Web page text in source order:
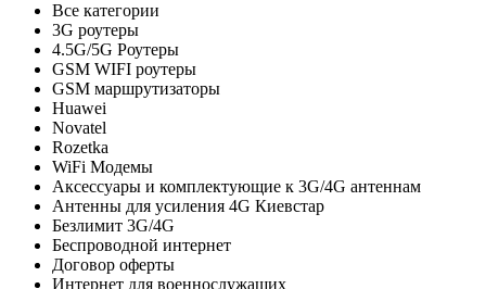
Все категории
3G роутеры
4.5G/5G Роутеры
GSM WIFI роутеры
GSM маршрутизаторы
Huawei
Novatel
Rozetka
WiFi Модемы
Аксессуары и комплектующие к 3G/4G антеннам
Антенны для усиления 4G Киевстар
Безлимит 3G/4G
Беспроводной интернет
Договор оферты
Интернет для военнослужащих